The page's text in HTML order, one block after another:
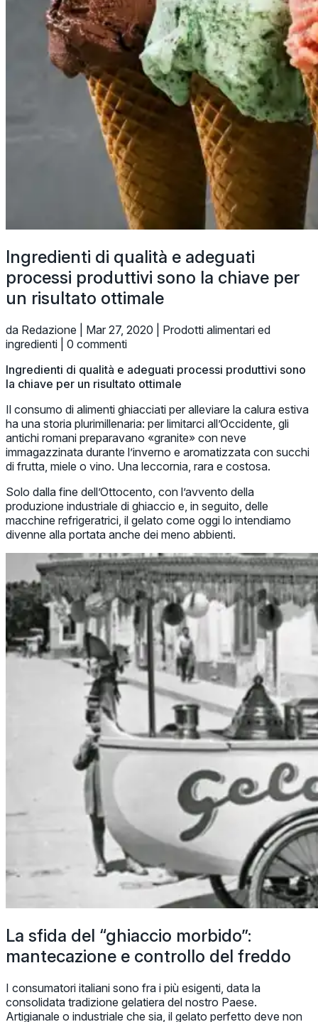
Ingredienti di qualità e adeguati
processi produttivi sono la chiave per
un risultato ottimale
da Redazione | Mar 27, 2020 | Prodotti alimentari ed
ingredienti | 0 commenti
Ingredienti di qualità e adeguati processi produttivi sono
la chiave per un risultato ottimale
Il consumo di alimenti ghiacciati per alleviare la calura estiva
ha una storia plurimillenaria: per limitarci all’Occidente, gli
antichi romani preparavano «granite» con neve
immagazzinata durante l’inverno e aromatizzata con succhi
di frutta, miele o vino. Una leccornia, rara e costosa.
Solo dalla fine dell’Ottocento, con l’avvento della
produzione industriale di ghiaccio e, in seguito, delle
macchine refrigeratrici, il gelato come oggi lo intendiamo
divenne alla portata anche dei meno abbienti.
La sfida del “ghiaccio morbido”:
mantecazione e controllo del freddo
I consumatori italiani sono fra i più esigenti, data la
consolidata tradizione gelatiera del nostro Paese.
Artigianale o industriale che sia, il gelato perfetto deve non